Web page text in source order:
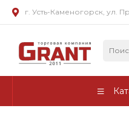
г. Усть-Каменогорск, ул.